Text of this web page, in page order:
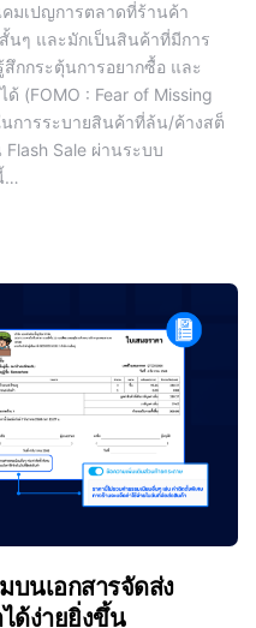
มเปญการตลาดที่ร้านค้า
นๆ และมักเป็นสินค้าที่มีการ
กกระตุ้นการอยากซื้อ และ
(FOMO : Fear of Missing
การระบายสินค้าที่ล้น/ค้างสต็
Sale ผ่านระบบ
…
บนเอกสารจัดส่ง
ด้ง่ายยิ่งขึ้น